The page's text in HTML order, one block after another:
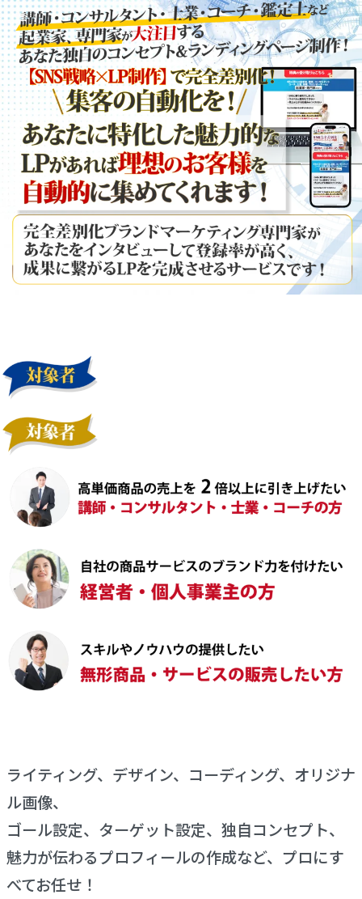
ライティング、デザイン、コーディング、オリジナ
ル画像、
ゴール設定、ターゲット設定、独自コンセプト、
魅力が伝わるプロフィールの作成など、プロにす
べてお任せ！